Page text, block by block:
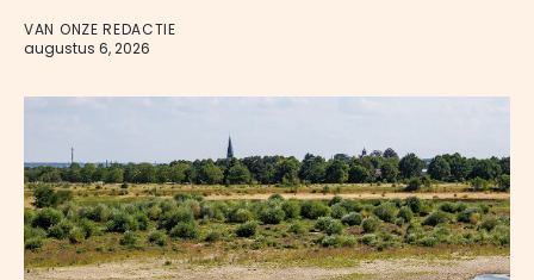
VAN ONZE REDACTIE
augustus 6, 2026